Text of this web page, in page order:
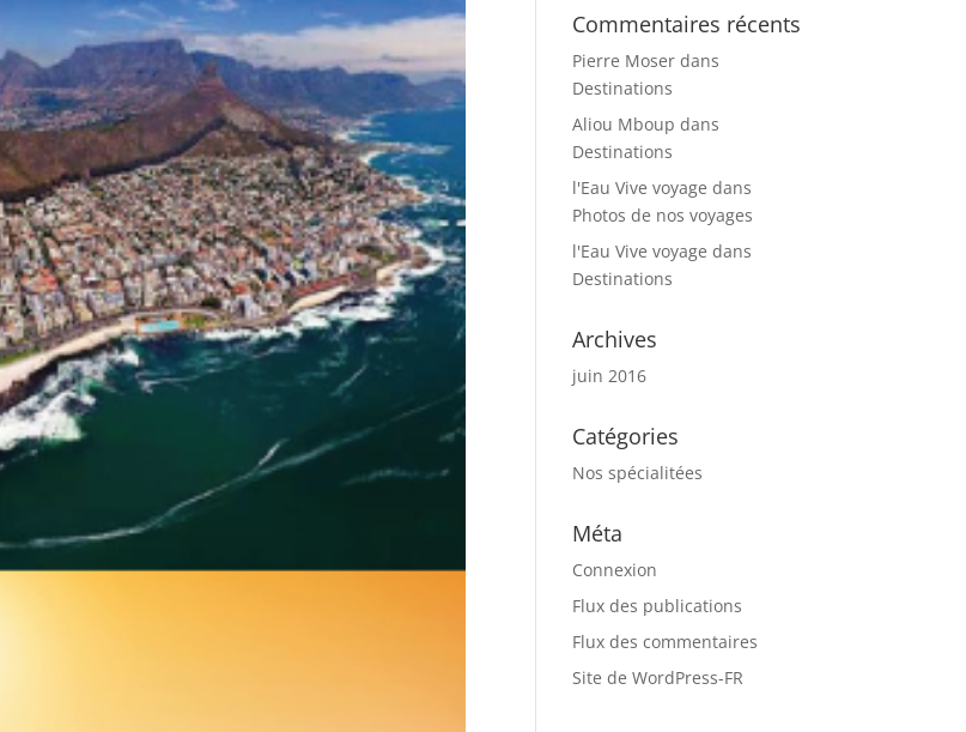
Commentaires récents
Pierre Moser dans
Destinations
Aliou Mboup dans
Destinations
l'Eau Vive voyage dans
Photos de nos voyages
l'Eau Vive voyage dans
Destinations
Archives
juin 2016
Catégories
Nos spécialitées
Méta
Connexion
Flux des publications
Flux des commentaires
Site de WordPress-FR